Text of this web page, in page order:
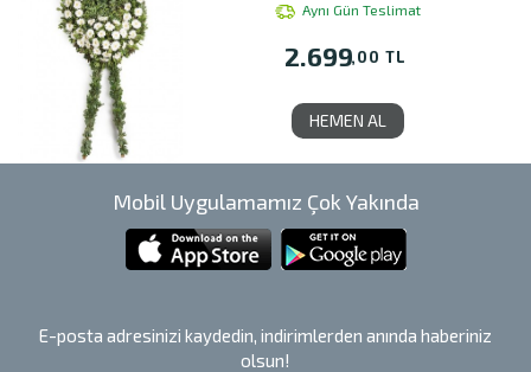
Aynı Gün Teslimat
2.699,00 TL
HEMEN AL
Mobil Uygulamamız Çok Yakında
E-posta adresinizi kaydedin, indirimlerden anında haberiniz
olsun!